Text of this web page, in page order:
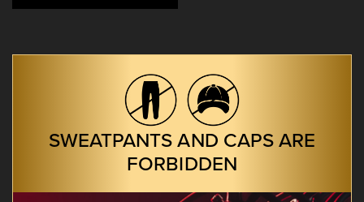
SWEATPANTS AND CAPS ARE
FORBIDDEN